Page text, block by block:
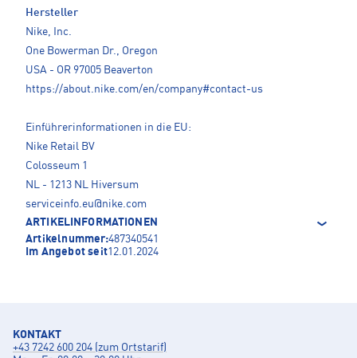
Hersteller
Nike, Inc.
One Bowerman Dr., Oregon
USA - OR 97005 Beaverton
https://about.nike.com/en/company#contact-us
Einführerinformationen in die EU:
Nike Retail BV
Colosseum 1
NL - 1213 NL Hiversum
serviceinfo.eu@nike.com
ARTIKELINFORMATIONEN
Artikelnummer:487340541
Im Angebot seit12.01.2024
KONTAKT
+43 7242 600 204 (zum Ortstarif)